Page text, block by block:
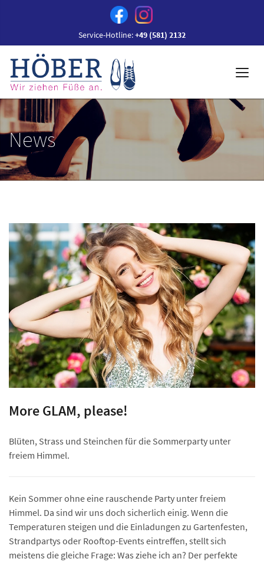
Service-Hotline:+49 (581) 2132
News
More GLAM, please!
Blüten, Strass und Steinchen für die Sommerparty unter
freiem Himmel.
Kein Sommer ohne eine rauschende Party unter freiem
Himmel. Da sind wir uns doch sicherlich einig. Wenn die
Temperaturen steigen und die Einladungen zu Gartenfesten,
Strandpartys oder Rooftop-Events eintreffen, stellt sich
meistens die gleiche Frage: Was ziehe ich an? Der perfekte